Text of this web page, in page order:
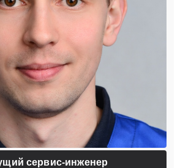
сервис-инженер